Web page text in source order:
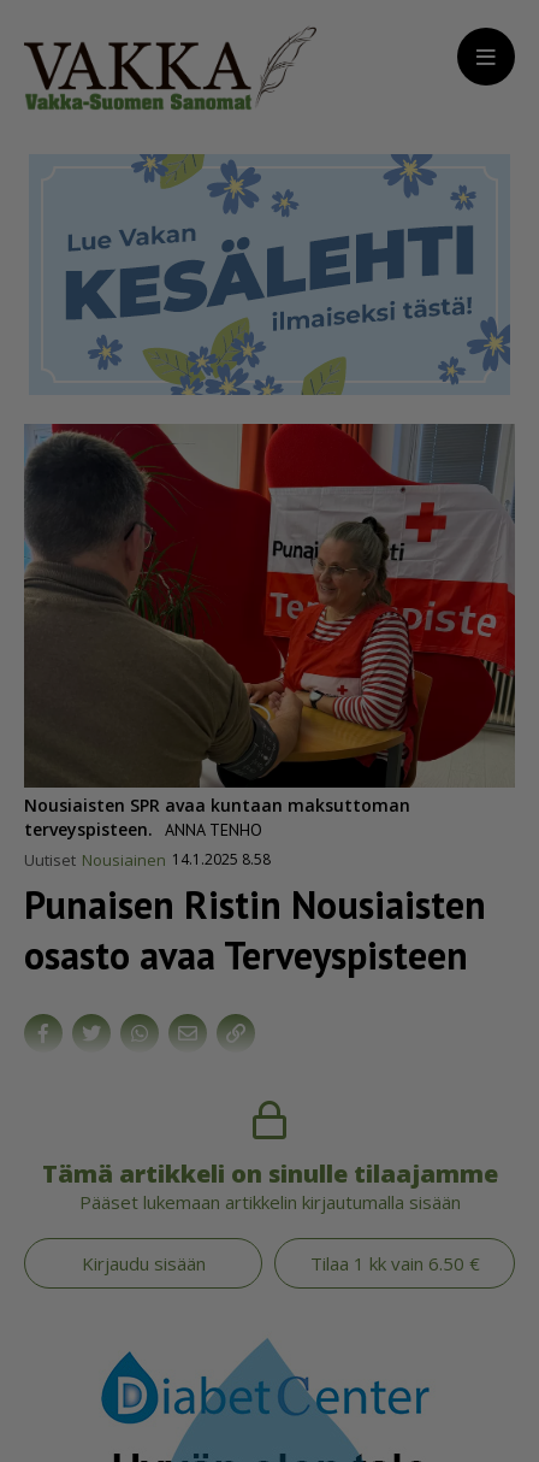
Nousiaisten SPR avaa kuntaan maksuttoman
terveyspisteen.
ANNA TENHO
Uutiset Nousiainen 14.1.2025 8.58
Punaisen Ristin Nousiaisten
osasto avaa Terveyspisteen
Tämä artikkeli on sinulle tilaajamme
Pääset lukemaan artikkelin kirjautumalla sisään
Kirjaudu sisään Tilaa 1 kk vain 6.50 €